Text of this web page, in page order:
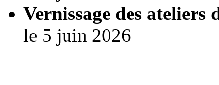
Vernissage des ateliers
le 5 juin 2026